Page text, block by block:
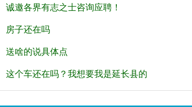
诚邀各界有志之士咨询应聘！
房子还在吗
送啥的说具体点
这个车还在吗？我想要我是延长县的